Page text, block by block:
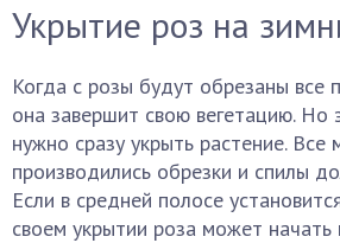
Укрытие роз на
Когда с розы будут обрезаны все
она завершит свою вегетацию. Но
нужно сразу укрыть растение. Все
производились обрезки и спилы
Если в средней полосе
своем укрытии роза может начать